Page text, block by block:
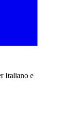
Italiano e